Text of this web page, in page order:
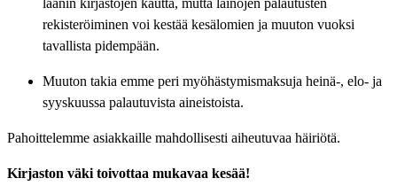
läänin kirjastojen kautta, mutta lainojen palautusten
rekisteröiminen voi kestää kesälomien ja muuton vuoksi
tavallista pidempään.
Muuton takia emme peri myöhästymismaksuja heinä-, elo- ja
syyskuussa palautuvista aineistoista.
Pahoittelemme asiakkaille mahdollisesti aiheutuvaa häiriötä.
Kirjaston väki toivottaa mukavaa kesää!